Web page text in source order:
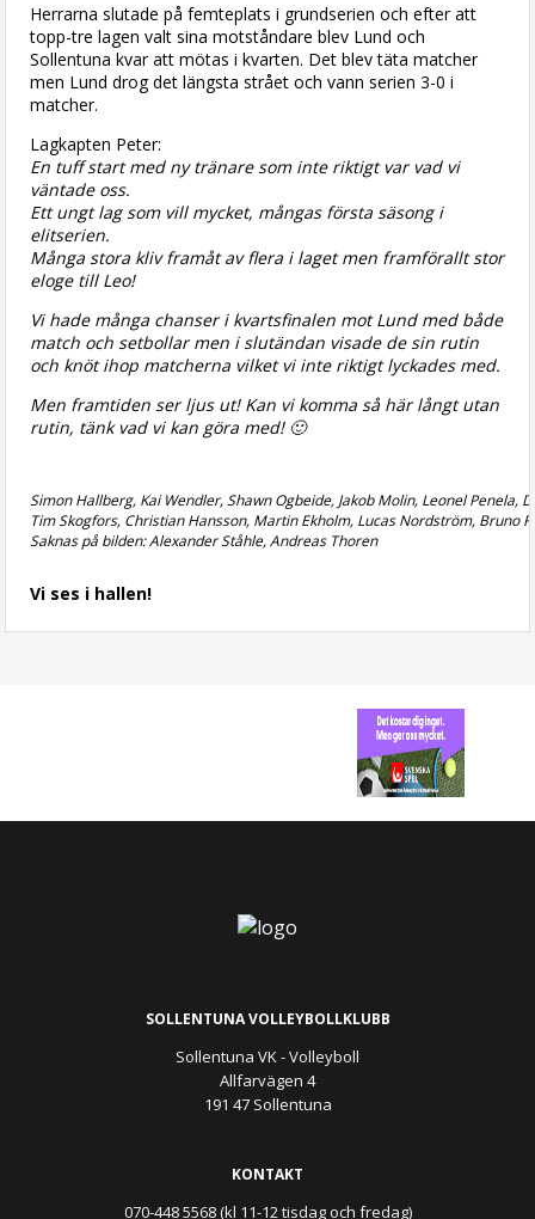
Herrarna slutade på femteplats i grundserien och efter att
topp-tre lagen valt sina motståndare blev Lund och
Sollentuna kvar att mötas i kvarten. Det blev täta matcher
men Lund drog det längsta strået och vann serien 3-0 i
matcher.
Lagkapten Peter:
En tuff start med ny tränare som inte riktigt var vad vi
väntade oss.
Ett ungt lag som vill mycket, mångas första säsong i
elitserien.
Många stora kliv framåt av flera i laget men framförallt stor
eloge till Leo!
Vi hade många chanser i kvartsfinalen mot Lund med både
match och setbollar men i slutändan visade de sin rutin
och knöt ihop matcherna vilket vi inte riktigt lyckades med.
Men framtiden ser ljus ut! Kan vi komma så här långt utan
rutin, tänk vad vi kan göra med! 🙂
Simon Hallberg, Kai Wendler, Shawn Ogbeide, Jakob Molin, Leonel Penela,
Tim Skogfors, Christian Hansson, Martin Ekholm, Lucas Nordström, Bruno
Saknas på bilden: Alexander Ståhle, Andreas Thoren
Vi ses i hallen!
SOLLENTUNA VOLLEYBOLLKLUBB
Sollentuna VK - Volleyboll
Allfarvägen 4
191 47 Sollentuna
KONTAKT
070-448 5568 (kl 11-12 tisdag och fredag)